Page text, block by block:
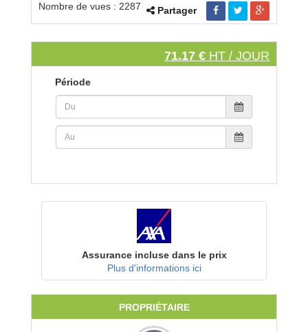
Nombre de vues : 2287 Partager
71.17 € HT / JOUR
Période
Assurance incluse dans le prix
Plus d'informations ici
PROPRIÉTAIRE